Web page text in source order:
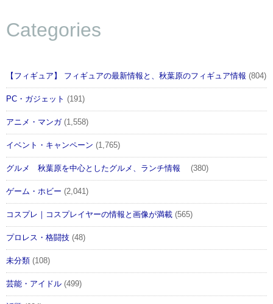
Categories
【フィギュア】 フィギュアの最新情報と、秋葉原のフィギュア情報 (804)
PC・ガジェット (191)
アニメ・マンガ(1,558)
イベント・キャンペーン (1,765)
グルメ 秋葉原を中心としたグルメ、ランチ情報 (380)
ゲーム・ホビー (2,041)
コスプレ｜コスプレイヤーの情報と画像が満載 (565)
プロレス・格闘技 (48)
未分類 (108)
芸能・アイドル (499)